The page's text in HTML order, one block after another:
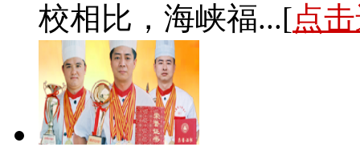
校相比，海峡福...[点